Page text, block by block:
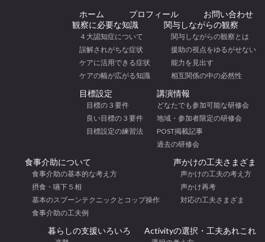
ホーム プロフィール
お問い合わせ
観察に必要な知識
４大認知症について
誤解されがちな症状
ケアに活用できる症状
ケアの幅が広がる知識
関与しながらの観察
関与しながらの観察とは
援助の視点をゆるがせない
能力を見出す
相互関係の中の必然性
目標設定
目標の３要件
良い目標の３要件
目標設定の練習法
講演情報
どなたでも参加可能な研修会
地域・参加者限定の研修会
POST掲載記事
過去の研修会
食事介助について
食事介助の基本的な考え方
摂食・嚥下５相
基本のスプーンテクニックとコップ操作
食事介助の工夫例
声かけの工夫さまざま
声かけの工夫の考え方
声かけ再考
対応の工夫さまざま
暮らしの支援いろいろ Activityの選択・工夫あれこれ